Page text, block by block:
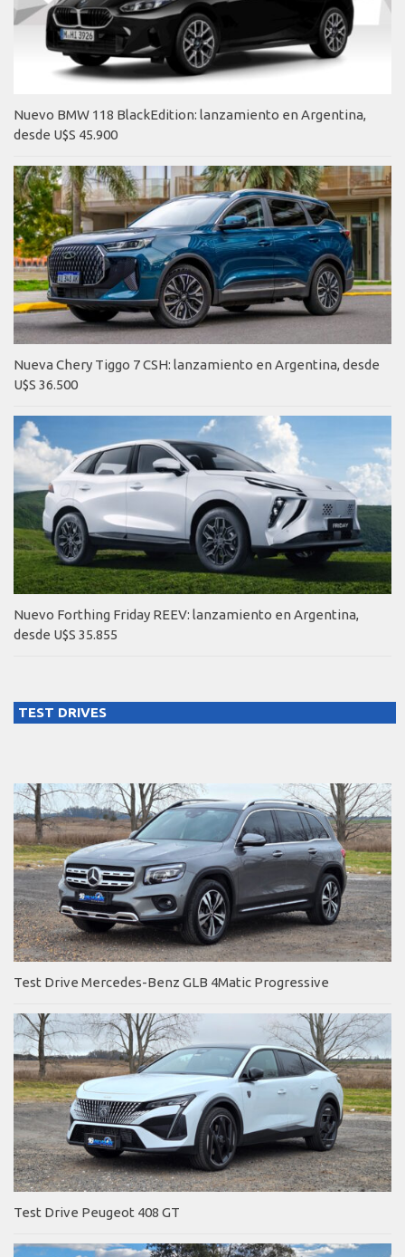
Nuevo BMW 118 BlackEdition: lanzamiento en Argentina,
desde U$S 45.900
Nueva Chery Tiggo 7 CSH: lanzamiento en Argentina, desde
U$S 36.500
Nuevo Forthing Friday REEV: lanzamiento en Argentina,
desde U$S 35.855
TEST DRIVES
Test Drive Mercedes-Benz GLB 4Matic Progressive
Test Drive Peugeot 408 GT